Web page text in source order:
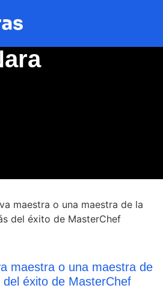
maestra o una maestra de
del éxito de MasterChef